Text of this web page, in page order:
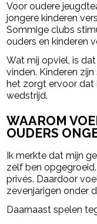
Voor oudere
jongere kinderen
Sommige clubs
ouders en kinderen
Wat mij opviel, is
vinden. Kinderen
het zorgt ervoor dat
wedstrijd.
WAAROM
OUDERS
Ik merkte dat mijn
zelf ben
privés. Daardoor
zevenjarigen onder
Daarnaast spelen